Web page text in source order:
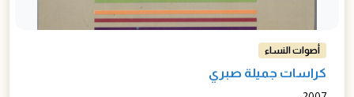
أصوات النساء
كراسات جميلة صبري